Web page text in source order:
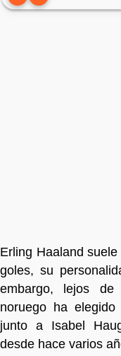
Erling Haaland
goles, su
embargo, lejos
noruego ha
junto a Isabel
desde hace varios